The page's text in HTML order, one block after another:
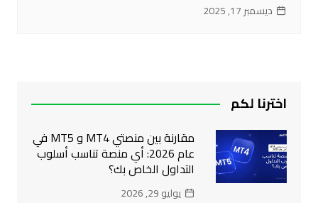
ديسمبر 17, 2025
اخترنا لكم
مقارنة بين منصتي MT4 و MT5 في
عام 2026: أي منصة تناسب أسلوب
التداول الخاص بك؟
يوليو 29, 2026